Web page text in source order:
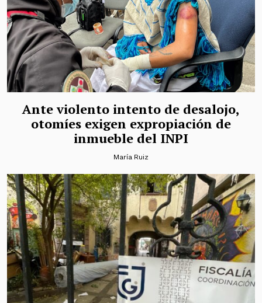
Ante violento intento de desalojo,
otomíes exigen expropiación de
inmueble del INPI
María Ruiz